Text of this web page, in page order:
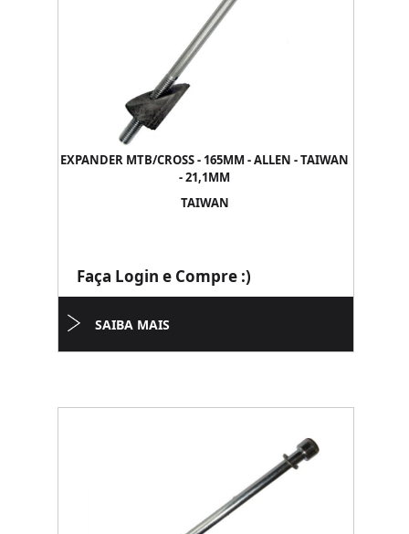
EXPANDER MTB/CROSS - 165MM - ALLEN - TAIWAN
- 21,1MM
TAIWAN
Faça Login e Compre :)
SAIBA MAIS